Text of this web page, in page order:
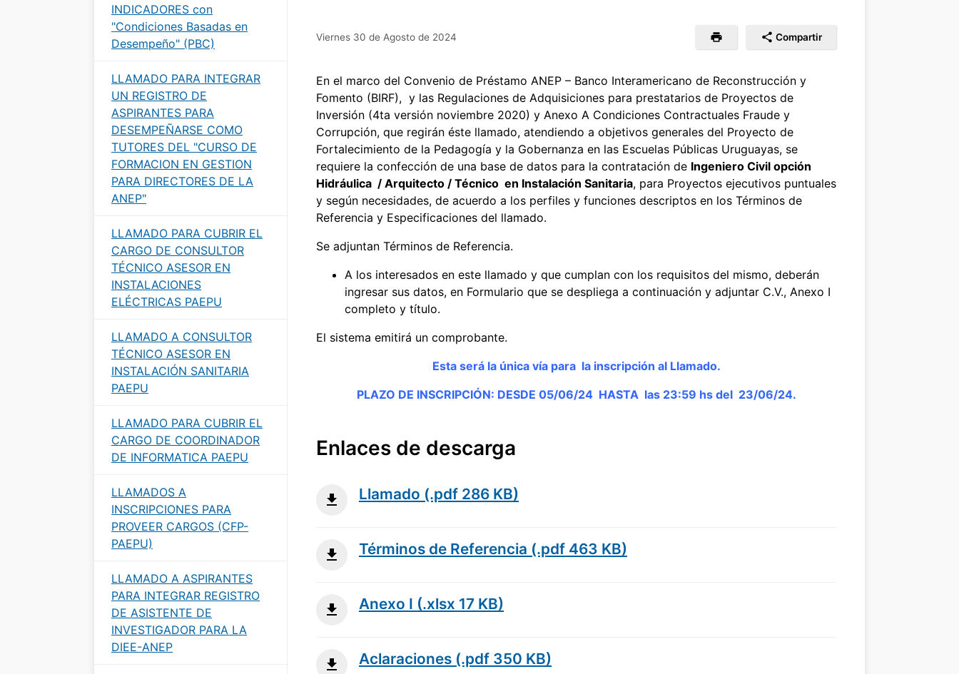
INDICADORES con
"Condiciones Basadas en
Desempeño" (PBC)
LLAMADO PARA INTEGRAR
UN REGISTRO DE
ASPIRANTES PARA
DESEMPEÑARSE COMO
TUTORES DEL "CURSO DE
FORMACION EN GESTION
PARA DIRECTORES DE LA
ANEP"
LLAMADO PARA CUBRIR EL
CARGO DE CONSULTOR
TÉCNICO ASESOR EN
INSTALACIONES
ELÉCTRICAS PAEPU
LLAMADO A CONSULTOR
TÉCNICO ASESOR EN
INSTALACIÓN SANITARIA
PAEPU
LLAMADO PARA CUBRIR EL
CARGO DE COORDINADOR
DE INFORMATICA PAEPU
LLAMADOS A
INSCRIPCIONES PARA
PROVEER CARGOS (CFP-
PAEPU)
LLAMADO A ASPIRANTES
PARA INTEGRAR REGISTRO
DE ASISTENTE DE
INVESTIGADOR PARA LA
DIEE-ANEP
Viernes 30 de Agosto de 2024 Compartir
En el marco del Convenio de Préstamo ANEP – Banco Interamericano de Reconstrucción y
Fomento (BIRF), y las Regulaciones de Adquisiciones para prestatarios de Proyectos de
Inversión (4ta versión noviembre 2020) y Anexo A Condiciones Contractuales Fraude y
Corrupción, que regirán éste llamado, atendiendo a objetivos generales del Proyecto de
Fortalecimiento de la Pedagogía y la Gobernanza en las Escuelas Públicas Uruguayas, se
requiere la confección de una base de datos para la contratación de Ingeniero Civil opción
Hidráulica / Arquitecto / Técnico en Instalación Sanitaria, para Proyectos ejecutivos puntuales
y según necesidades, de acuerdo a los perfiles y funciones descriptos en los Términos de
Referencia y Especificaciones del llamado.
Se adjuntan Términos de Referencia.
A los interesados en este llamado y que cumplan con los requisitos del mismo, deberán
ingresar sus datos, en Formulario que se despliega a continuación y adjuntar C.V., Anexo I
completo y título.
El sistema emitirá un comprobante.
Esta será la única vía para la inscripción al Llamado.
PLAZO DE INSCRIPCIÓN: DESDE 05/06/24 HASTA las 23:59 hs del 23/06/24.
Enlaces de descarga
Llamado (.pdf 286 KB)
Términos de Referencia (.pdf 463 KB)
Anexo I (.xlsx 17 KB)
Aclaraciones (.pdf 350 KB)